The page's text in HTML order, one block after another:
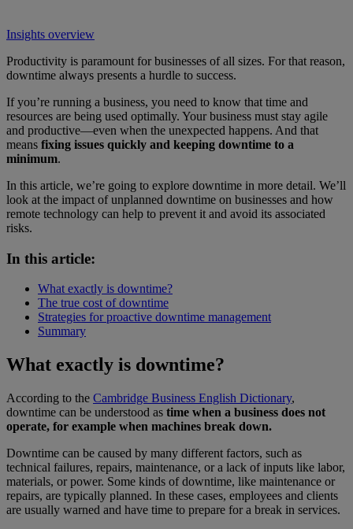
Insights overview
Productivity is paramount for businesses of all sizes. For that reason,
downtime always presents a hurdle to success.
If you’re running a business, you need to know that time and
resources are being used optimally. Your business must stay agile
and productive—even when the unexpected happens. And that
means fixing issues quickly and keeping downtime to a
minimum.
In this article, we’re going to explore downtime in more detail. We’ll
look at the impact of unplanned downtime on businesses and how
remote technology can help to prevent it and avoid its associated
risks.
In this article:
What exactly is downtime?
The true cost of downtime
Strategies for proactive downtime management
Summary
What exactly is downtime?
According to the Cambridge Business English Dictionary,
downtime can be understood as time when a business does not
operate, for example when machines break down.
Downtime can be caused by many different factors, such as
technical failures, repairs, maintenance, or a lack of inputs like labor,
materials, or power. Some kinds of downtime, like maintenance or
repairs, are typically planned. In these cases, employees and clients
are usually warned and have time to prepare for a break in services.